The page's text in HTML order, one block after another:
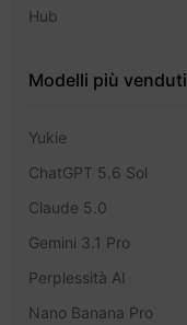
Hub
Modelli più venduti
Yukie
ChatGPT 5.6 Sol
Claude 5.0
Gemini 3.1 Pro
Perplessità AI
Nano Banana Pro